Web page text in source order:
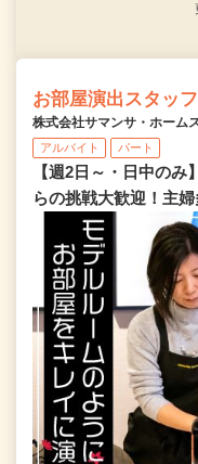
お部屋演出スタッ
株式会社サマンサ・ホーム
アルバイト パート
【週2日～・日中の
らの挑戦大歓迎！主